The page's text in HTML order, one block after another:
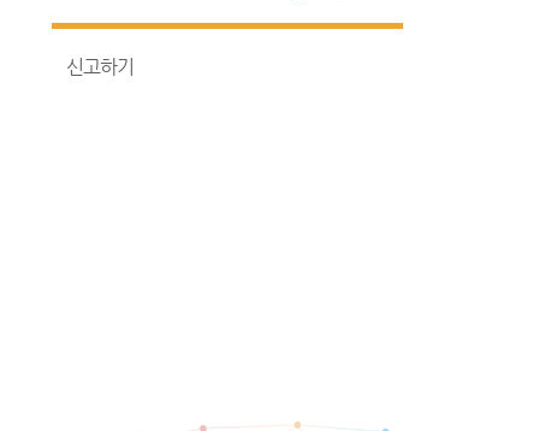
신고하기